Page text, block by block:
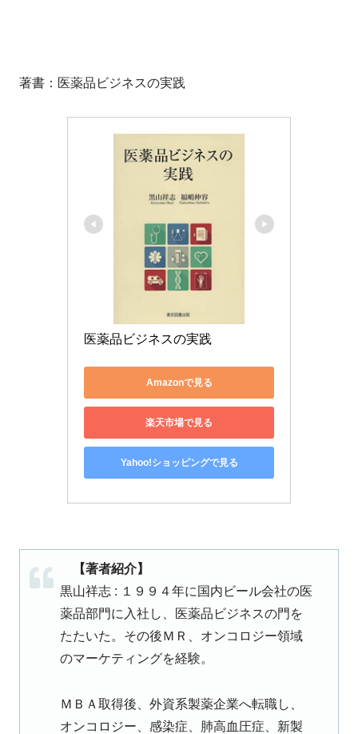
著書：医薬品ビジネスの実践
医薬品ビジネスの実践
Amazonで見る
楽天市場で見る
Yahoo!ショッピングで見る
【著者紹介】
黒山祥志 : １９９４年に国内ビール会社の医
薬品部門に入社し、医薬品ビジネスの門を
たたいた。その後ＭＲ、オンコロジー領域
のマーケティングを経験。
ＭＢＡ取得後、外資系製薬企業へ転職し、
オンコロジー、感染症、肺高血圧症、新製